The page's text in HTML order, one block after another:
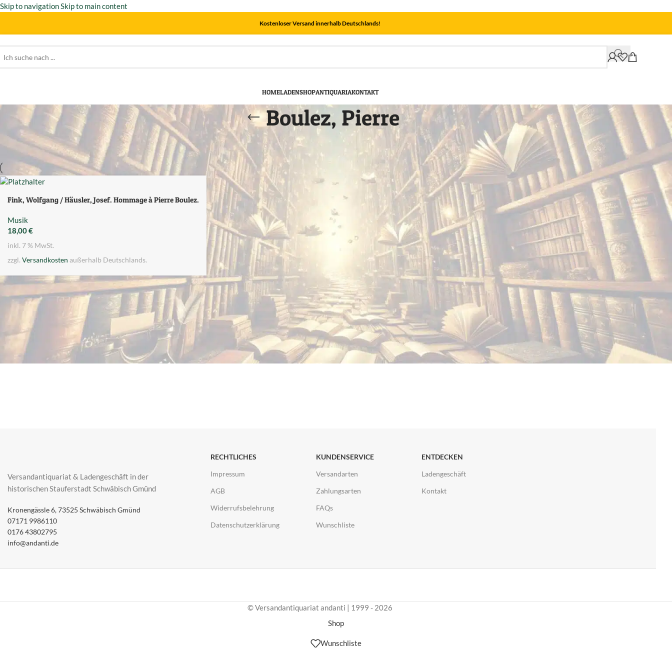
Skip to navigationSkip to main content
Kostenloser Versand innerhalb Deutschlands!
HOMELADENSHOPANTIQUARIAKONTAKT
Boulez, Pierre
Zeige 12 24
Fink, Wolfgang / Häusler, Josef. Hommage à Pierre Boulez.
Musik
18,00€
inkl. 7 % MwSt.
zzgl. Versandkosten außerhalb Deutschlands.
Versandantiquariat & Ladengeschäft in der
historischen Stauferstadt Schwäbisch Gmünd
Kronengässle 6, 73525 Schwäbisch Gmünd
07171 9986110
0176 43802795
info@andanti.de
RECHTLICHES
Impressum
AGB
Widerrufsbelehrung
Datenschutzerklärung
KUNDENSERVICE
Versandarten
Zahlungsarten
FAQs
Wunschliste
ENTDECKEN
Ladengeschäft
Kontakt
© Versandantiquariat andanti | 1999 - 2026
Shop
Wunschliste